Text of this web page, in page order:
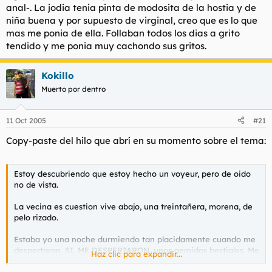
anal-. La jodia tenia pinta de modosita de la hostia y de
niña buena y por supuesto de virginal, creo que es lo que
mas me ponia de ella. Follaban todos los dias a grito
tendido y me ponia muy cachondo sus gritos.
Kokillo
Muerto por dentro
11 Oct 2005 #21
Copy-paste del hilo que abrí en su momento sobre el tema:
Estoy descubriendo que estoy hecho un voyeur, pero de oido
no de vista.
La vecina es cuestion vive abajo, una treintañera, morena, de
pelo rizado.
Estaba yo una noche durmiendo tan placidamente cuando me
despertaron, SI, ME DESPERTARON, unos gemidos bestiales. Me
imagine que era el de al lado viendo la porno de turno, pero
Haz clic para expandir...